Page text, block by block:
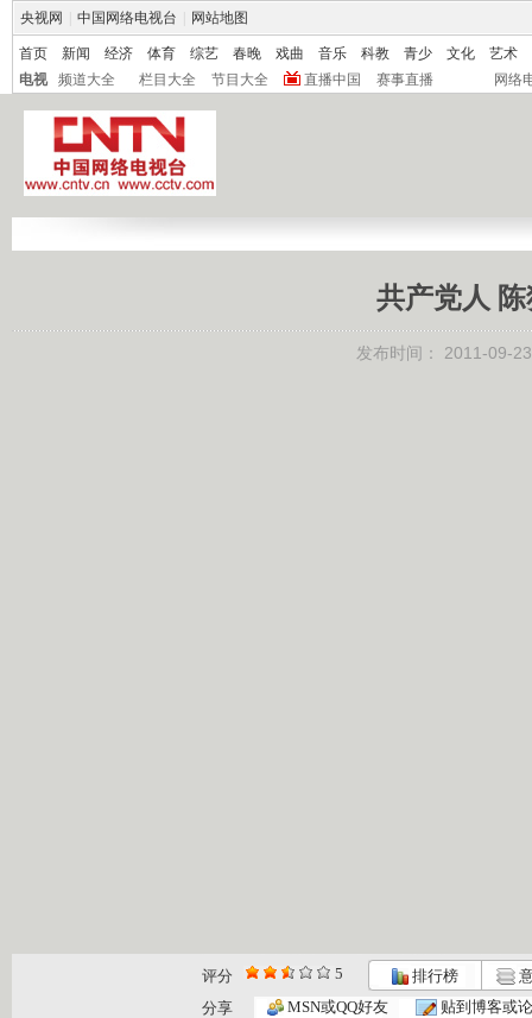
央视网 中国网络电视台 网站地图
首页 新闻 经济 体育 综艺 春晚 戏曲 音乐 科教 青少 文化
艺术
电视
频道大全 栏目大全 节目大全 直播中国 赛事直播 网络
共产党人 陈
发布时间： 2011-09-
评分 5 排行榜
分享
MSN或QQ好友 贴到博客或